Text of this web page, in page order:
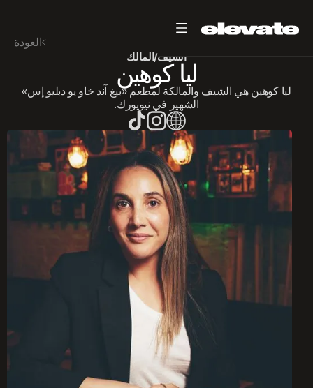
العودة
الشيف/المالك
ليا كوهين
ليا كوهين هي الشيف والمالكة لمطعم «بيغ آند خاو يو دبليو إس»
الشهير في نيويورك.